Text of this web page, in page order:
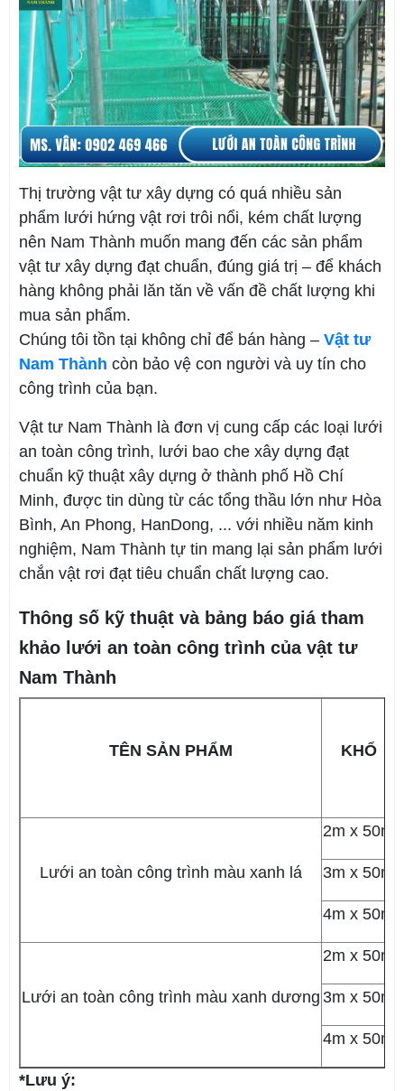
Thị trường vật tư xây dựng có quá nhiều sản
phẩm lưới hứng vật rơi trôi nổi, kém chất lượng
nên Nam Thành muốn mang đến các sản phẩm
vật tư xây dựng đạt chuẩn, đúng giá trị – để khách
hàng không phải lăn tăn về vấn đề chất lượng khi
mua sản phẩm.
Chúng tôi tồn tại không chỉ để bán hàng – Vật tư
Nam Thành còn bảo vệ con người và uy tín cho
công trình của bạn.
Vật tư Nam Thành là đơn vị cung cấp các loại lưới
an toàn công trình, lưới bao che xây dựng đạt
chuẩn kỹ thuật xây dựng ở thành phố Hồ Chí
Minh, được tin dùng từ các tổng thầu lớn như Hòa
Bình, An Phong, HanDong, ... với nhiều năm kinh
nghiệm, Nam Thành tự tin mang lại sản phẩm lưới
chắn vật rơi đạt tiêu chuẩn chất lượng cao.
Thông số kỹ thuật và bảng báo giá tham
khảo lưới an toàn công trình của vật tư
Nam Thành
TÊN SẢN PHẨM
KHỔ
Lưới an toàn công trình màu xanh lá
2m x 50m
3m x 50m
4m x 50m
Lưới an toàn công trình màu xanh dương
2m x 50m
3m x 50m
4m x 50m
*Lưu ý: